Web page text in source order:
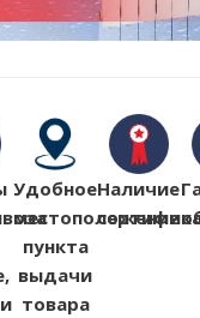
Удобное
местоположение
пункта
выдачи
товара
Наличие